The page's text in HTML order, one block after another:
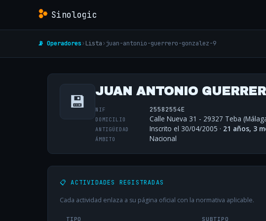
Sinologic
📡 Operadores› Lista›juan-antonio-guerrero-gonzalez-9
💾 JUAN ANTONIO
NIF 25582554E
DOMICILIO Calle Nueva 31 - 29327 Teba
ANTIGÜEDAD Inscrito el 30/04/2005 · 21 años, 3
ÁMBITO Nacional
📋 ACTIVIDADES REGISTRADAS
Cada actividad enlaza a su página oficial con la normativa aplicable.
TIPO SUBTIPO